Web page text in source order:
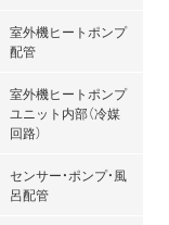
室外機ヒートポンプ
配管
室外機ヒートポンプ
ユニット内部（冷媒
回路）
センサー・ポンプ・風
呂配管